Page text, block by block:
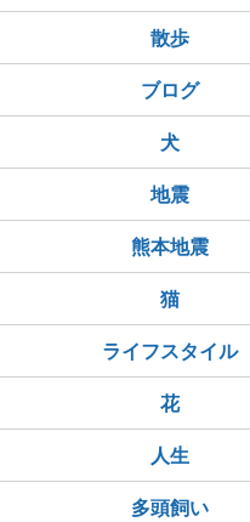
散歩
ブログ
犬
地震
熊本地震
猫
ライフスタイル
花
人生
多頭飼い